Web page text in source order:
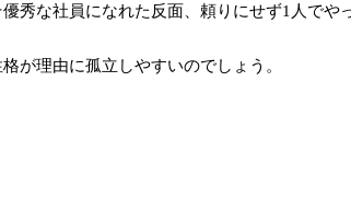
秀な社員になれた反面、頼りにせず1人で
が理由に孤立しやすいのでしょう。